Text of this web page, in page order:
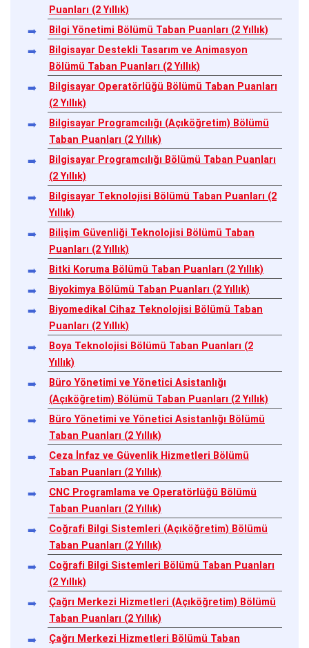
Puanları (2 Yıllık)
Bilgi Yönetimi Bölümü Taban Puanları (2 Yıllık)
Bilgisayar Destekli Tasarım ve Animasyon
Bölümü Taban Puanları (2 Yıllık)
Bilgisayar Operatörlüğü Bölümü Taban Puanları
(2 Yıllık)
Bilgisayar Programcılığı (Açıköğretim) Bölümü
Taban Puanları (2 Yıllık)
Bilgisayar Programcılığı Bölümü Taban Puanları
(2 Yıllık)
Bilgisayar Teknolojisi Bölümü Taban Puanları (2
Yıllık)
Bilişim Güvenliği Teknolojisi Bölümü Taban
Puanları (2 Yıllık)
Bitki Koruma Bölümü Taban Puanları (2 Yıllık)
Biyokimya Bölümü Taban Puanları (2 Yıllık)
Biyomedikal Cihaz Teknolojisi Bölümü Taban
Puanları (2 Yıllık)
Boya Teknolojisi Bölümü Taban Puanları (2
Yıllık)
Büro Yönetimi ve Yönetici Asistanlığı
(Açıköğretim) Bölümü Taban Puanları (2 Yıllık)
Büro Yönetimi ve Yönetici Asistanlığı Bölümü
Taban Puanları (2 Yıllık)
Ceza İnfaz ve Güvenlik Hizmetleri Bölümü
Taban Puanları (2 Yıllık)
CNC Programlama ve Operatörlüğü Bölümü
Taban Puanları (2 Yıllık)
Coğrafi Bilgi Sistemleri (Açıköğretim) Bölümü
Taban Puanları (2 Yıllık)
Coğrafi Bilgi Sistemleri Bölümü Taban Puanları
(2 Yıllık)
Çağrı Merkezi Hizmetleri (Açıköğretim) Bölümü
Taban Puanları (2 Yıllık)
Çağrı Merkezi Hizmetleri Bölümü Taban